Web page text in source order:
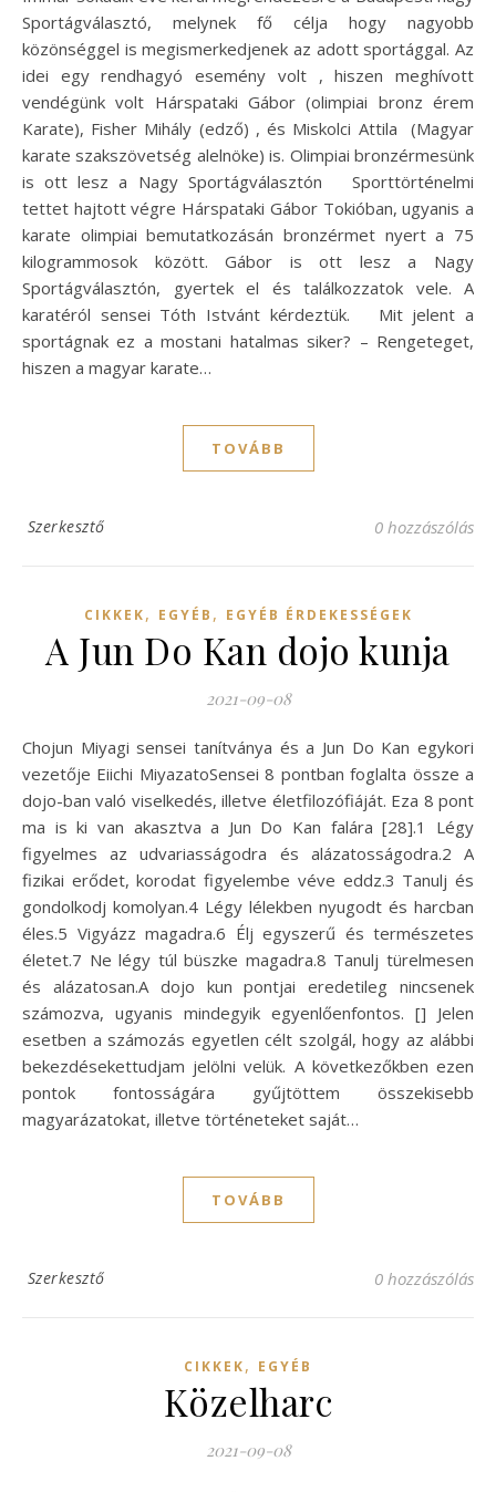
Sportágválasztó, melynek fő célja hogy nagyobb
közönséggel is megismerkedjenek az adott sportággal. Az
idei egy rendhagyó esemény volt , hiszen meghívott
vendégünk volt Hárspataki Gábor (olimpiai bronz érem
Karate), Fisher Mihály (edző) , és Miskolci Attila (Magyar
karate szakszövetség alelnöke) is. Olimpiai bronzérmesünk
is ott lesz a Nagy Sportágválasztón Sporttörténelmi
tettet hajtott végre Hárspataki Gábor Tokióban, ugyanis a
karate olimpiai bemutatkozásán bronzérmet nyert a 75
kilogrammosok között. Gábor is ott lesz a Nagy
Sportágválasztón, gyertek el és találkozzatok vele. A
karatéról sensei Tóth Istvánt kérdeztük. Mit jelent a
sportágnak ez a mostani hatalmas siker? – Rengeteget,
hiszen a magyar karate…
TOVÁBB
Szerkesztő 0 hozzászólás
CIKKEK, EGYÉB , EGYÉB ÉRDEKESSÉGEK
A Jun Do Kan dojo kunja
2021-09-08
Chojun Miyagi sensei tanítványa és a Jun Do Kan egykori
vezetője Eiichi MiyazatoSensei 8 pontban foglalta össze a
dojo-ban való viselkedés, illetve életfilozófiáját. Eza 8 pont
ma is ki van akasztva a Jun Do Kan falára [28].1 Légy
figyelmes az udvariasságodra és alázatosságodra.2 A
fizikai erődet, korodat figyelembe véve eddz.3 Tanulj és
gondolkodj komolyan.4 Légy lélekben nyugodt és harcban
éles.5 Vigyázz magadra.6 Élj egyszerű és természetes
életet.7 Ne légy túl büszke magadra.8 Tanulj türelmesen
és alázatosan.A dojo kun pontjai eredetileg nincsenek
számozva, ugyanis mindegyik egyenlőenfontos. [] Jelen
esetben a számozás egyetlen célt szolgál, hogy az alábbi
bekezdésekettudjam jelölni velük. A következőkben ezen
pontok fontosságára gyűjtöttem összekisebb
magyarázatokat, illetve történeteket saját…
TOVÁBB
Szerkesztő 0 hozzászólás
CIKKEK, EGYÉB
Közelharc
2021-09-08